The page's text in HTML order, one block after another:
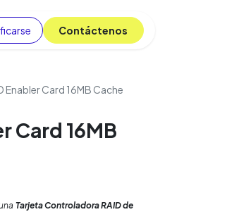
Blog C​​​​ont​​​​áct​​​​​​en​​​​​​os
Enabler Card 16MB Cache
Card 16MB
Tarjeta Controladora RAID de